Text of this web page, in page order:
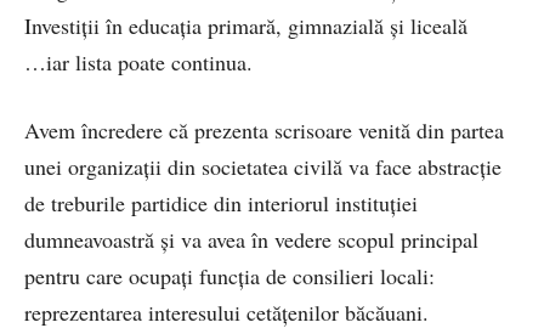
Investiții în educația primară, gimnazială și liceală
…iar lista poate continua.
Avem încredere că prezenta scrisoare venită din partea
unei organizații din societatea civilă va face abstracție
de treburile partidice din interiorul instituției
dumneavoastră și va avea în vedere scopul principal
pentru care ocupați funcția de consilieri locali:
reprezentarea interesului cetățenilor băcăuani.